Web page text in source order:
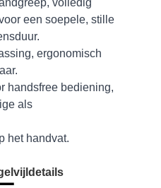
volledig
een soepele, stille
ergonomisch
handsfree bediening,
als
het handvat.